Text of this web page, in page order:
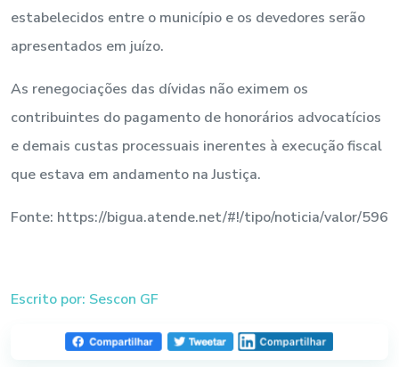
estabelecidos entre o município e os devedores serão
apresentados em juízo.
As renegociações das dívidas não eximem os
contribuintes do pagamento de honorários advocatícios
e demais custas processuais inerentes à execução fiscal
que estava em andamento na Justiça.
Fonte: https://bigua.atende.net/#!/tipo/noticia/valor/596
Escrito por: Sescon GF